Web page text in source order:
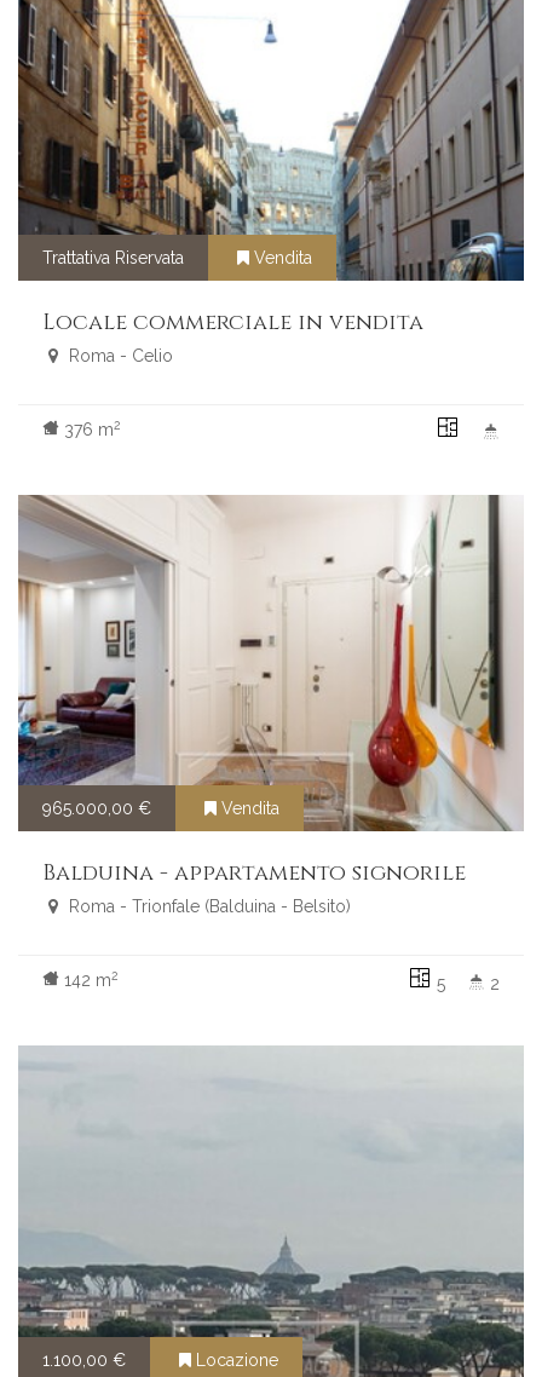
Trattativa Riservata Vendita
Locale commerciale in vendita
Roma - Celio
376 m2
965.000,00 € Vendita
Balduina - appartamento signorile
Roma - Trionfale (Balduina - Belsito)
142 m2 5 2
1.100,00 € Locazione